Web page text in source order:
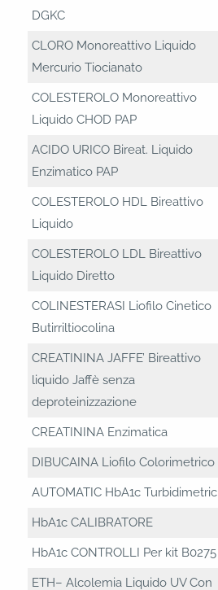
DGKC
CLORO Monoreattivo Liquido
Mercurio Tiocianato
COLESTEROLO Monoreattivo
Liquido CHOD PAP
ACIDO URICO Bireat. Liquido
Enzimatico PAP
COLESTEROLO HDL Bireattivo
Liquido
COLESTEROLO LDL Bireattivo
Liquido Diretto
COLINESTERASI Liofilo Cinetico
Butirriltiocolina
CREATININA JAFFE’ Bireattivo
liquido Jaffè senza
deproteinizzazione
CREATININA Enzimatica
DIBUCAINA Liofilo Colorimetrico
AUTOMATIC HbA1c Turbidimetric
HbA1c CALIBRATORE
HbA1c CONTROLLI Per kit B0275
ETH– Alcolemia Liquido UV Con